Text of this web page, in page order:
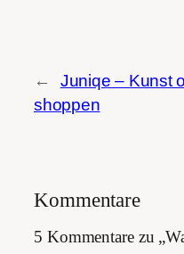
←
Juniqe – Kunst
shoppen
Kommentare
5 Kommentare zu